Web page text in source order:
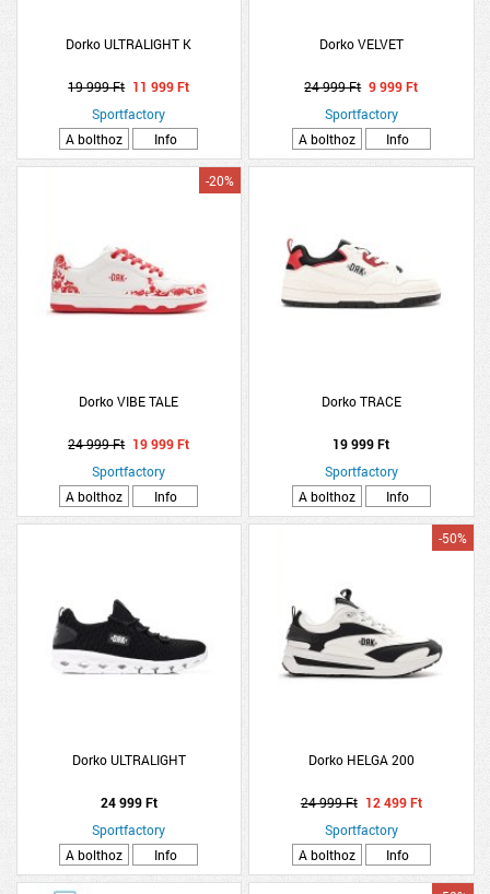
Dorko ULTRALIGHT K
19 999 Ft 11 999 Ft
Sportfactory
A bolthoz
Info
Dorko VELVET
24 999 Ft 9 999 Ft
Sportfactory
A bolthoz
Info
Dorko VIBE TALE
-20%
24 999 Ft 19 999 Ft
Sportfactory
A bolthoz
Info
Dorko TRACE
19 999 Ft
Sportfactory
A bolthoz
Info
Dorko ULTRALIGHT
24 999 Ft
Sportfactory
A bolthoz
Info
Dorko HELGA 200
-50%
24 999 Ft 12 499 Ft
Sportfactory
A bolthoz
Info